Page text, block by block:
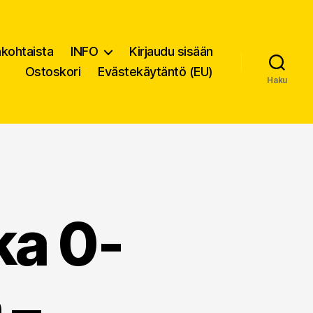
INFO
Kirjaudu sisään
Ostoskori
Evästekäytäntö (EU)
Haku
0-